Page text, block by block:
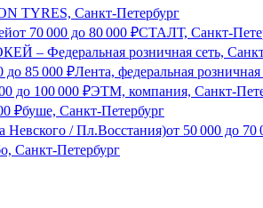
TYRES, Санкт-Петербург
от 70 000 до 80 000 ₽СТАЛТ, Санкт-
– Федеральная розничная сеть,
до 85 000 ₽Лента, федеральная
до 100 000 ₽ЭТМ, компания, Санкт-
₽буше, Санкт-Петербург
/ Пл.Восстания)от 50 000 до 70
Санкт-Петербург